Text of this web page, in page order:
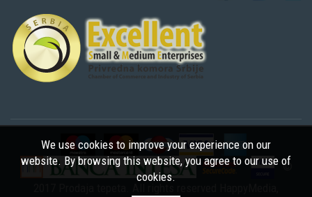
©
We use cookies to improve your experience on our
website. By browsing this website, you agree to our use of
cookies.